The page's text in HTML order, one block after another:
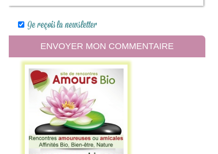
Je reçois la newsletter